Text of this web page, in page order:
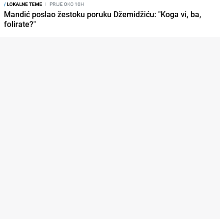
/LOKALNE TEME I PRIJE OKO 10H
Mandić poslao žestoku poruku Džemidžiću: "Koga vi, ba,
folirate?"